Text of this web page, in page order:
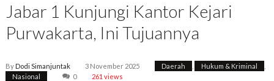
Jabar 1 Kunjungi Kantor Kejari
Purwakarta, Ini Tujuannya
ByDodi Simanjuntak 3 November 2025 Daerah Hukum & Kriminal
Nasional
0 261 views